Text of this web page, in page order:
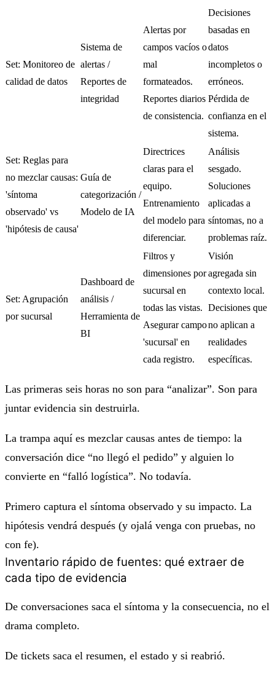
Set: Monitoreo de
calidad de datos
Sistema de
alertas /
Reportes de
integridad
Alertas por
campos vacíos o
mal
formateados.
Reportes diarios
de consistencia.
Decisiones
basadas en
datos
incompletos o
erróneos.
Pérdida de
confianza en el
sistema.
Set: Reglas para
no mezclar causas:
'síntoma
observado' vs
'hipótesis de causa'
Guía de
categorización /
Modelo de IA
Directrices
claras para el
equipo.
Entrenamiento
del modelo para
diferenciar.
Análisis
sesgado.
Soluciones
aplicadas a
síntomas, no a
problemas raíz.
Set: Agrupación
por sucursal
Dashboard de
análisis /
Herramienta de
BI
Filtros y
dimensiones por
sucursal en
todas las vistas.
Asegurar campo
'sucursal' en
cada registro.
Visión
agregada sin
contexto local.
Decisiones que
no aplican a
realidades
específicas.
Las primeras seis horas no son para “analizar”. Son para
juntar evidencia sin destruirla.
La trampa aquí es mezclar causas antes de tiempo: la
conversación dice “no llegó el pedido” y alguien lo
convierte en “falló logística”. No todavía.
Primero captura el síntoma observado y su impacto. La
hipótesis vendrá después (y ojalá venga con pruebas, no
con fe).
Inventario rápido de fuentes: qué extraer de
cada tipo de evidencia
De conversaciones saca el síntoma y la consecuencia, no el
drama completo.
De tickets saca el resumen, el estado y si reabrió.